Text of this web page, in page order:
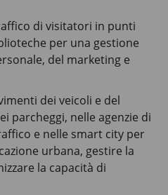
di visitatori in punti
per una gestione
del marketing e
dei veicoli e del
parcheggi, nelle agenzie di
e nelle smart city per
urbana, gestire la
la capacità di